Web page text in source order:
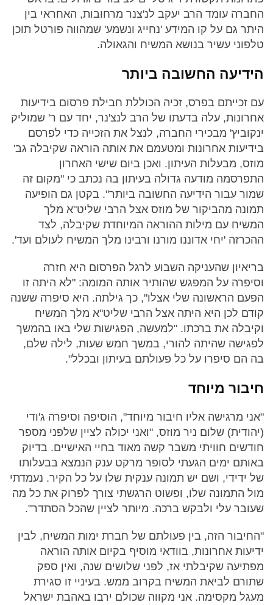
החברה עומד הרב יעקב לנ'צנר מרחובות, האחראי בין
היתר גם על קו המידע 'נחייג ונשמע' שמהווה פורטל תוכן
טלפוני עשיר בנושא המשיח והגאולה.
הידיעה החשובה ביותר
עם זכייתם בפרס, זכיה הכוללת חבילת פרסום בידיעות
אחרונות, עלה בדעתו של הרב לנצ'נר, יחד עם ר' שמוליק
ינקוביץ' מבכירי החברה, לנצל את הזכייה כדי לפרסם
בידיעות אחרונות ומטעמם את אותה הוראה שקיבלה גב'
מוזס, מבעלות העיתון. ואכן ביום שישי האחרון
התפרסמה מודעה גדולה בעיתון בה נכתב כי "מקום זה
שמור עבור הידיעה החשובה ביותר". בקטן גם הופיעה
תמונה מהביקור של מוזס אצל הרבי שליט"א מלך
המשיח עם מילות ההוראה המיוחדת שקיבלה, לצד
ההכרזה 'יחי אדוננו מורנו ורבינו מלך המשיח לעולם ועד'.
בריאיון שהעניקה השבוע לרגל הפרסום היא חזרה
וסיפרה על המפגש שהותיר אותה המומה: "לא היתה זו
הפעם הראשונה שלי אצלו", כך גילתה. היא סיפרה ששנה
קודם לכן היא היתה אצל הרבי שליט"א מלך המשיח
וקיבלה את ברכתו. "למעשה, הפגישות שלי באו בהמשך
לפגישה שהיתה להורי, במשך חמש שעות, לילה שלם,
בה הם סיפרו על כל פעולתם בעיתון ובכלל".
חיבור מיוחד
"אני מרגישה אליו חיבור מיוחד", הוסיפה וסיפרה ג'ודי
(יהודית) שלום ניר מוזס, "ואני יכולה לציין שלפני מספר
חודשים חוויתי משבר קשה מאוד בחיי האישיים. בדיוק
באותם ימים הגעתי לסופר מרקט ענק הנמצא בבעלותו
של ידידי, ושם יש תמונה ענקית שלו על כל הקיר. נעמדתי
מול התמונה שלו, ופשוט הרגשתי צורך לפרוק את כל מה
שעובר עלי ולבקש ברכה. מיותר לציין שהכל הסתדר".
"החיבור הזה, בין פעולתם של חברת ימות המשיח, לבין
ידיעות אחרונות, בוודאי מוסיף בקיום אותה הוראה
מפתיעה שקיבלתי אז, לפני שלושים שנה, ואין ספק
שתורם לביאת המשיח בקרוב ממש. בעיניי זו סגירת
מעגל מקסימה. אני מקווה שכולם ירבו באהבת ישראל